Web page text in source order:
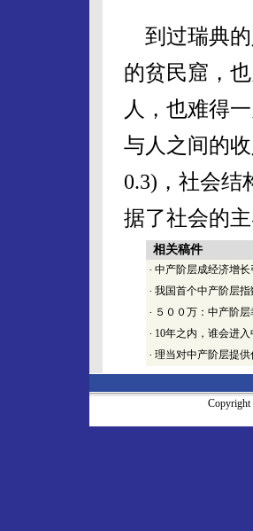
到过瑞典的
的贫民窟，
人，也难得
与人之间的
0.3)，社会结
据了社会的主
相关稿件
· 中产阶层成经济增长
· 我国首个中产阶层
· ５００万：中产阶
· 10年之内，谁会进入
· 理当对中产阶层提供